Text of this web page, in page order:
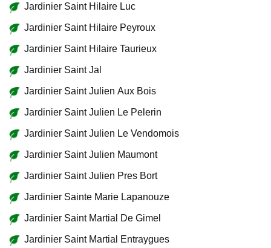
Jardinier Saint Hilaire Luc
Jardinier Saint Hilaire Peyroux
Jardinier Saint Hilaire Taurieux
Jardinier Saint Jal
Jardinier Saint Julien Aux Bois
Jardinier Saint Julien Le Pelerin
Jardinier Saint Julien Le Vendomois
Jardinier Saint Julien Maumont
Jardinier Saint Julien Pres Bort
Jardinier Sainte Marie Lapanouze
Jardinier Saint Martial De Gimel
Jardinier Saint Martial Entraygues